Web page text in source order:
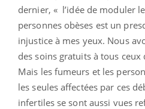
dernier, « l’idée de moduler
personnes obèses est un
injustice à mes yeux. Nous
des soins gratuits à tous
Mais les fumeurs et les
les seules affectées par ces
infertiles se sont aussi vues